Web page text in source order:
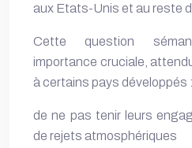
aux Etats-Unis et au reste
Cette question
importance cruciale,
à certains pays développés :
de ne pas tenir leurs
de rejets atmosphériques